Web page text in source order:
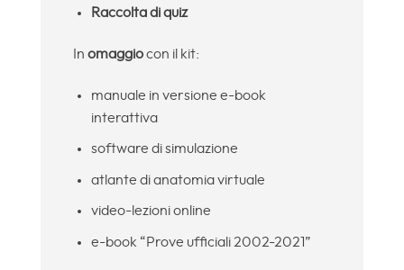
Raccolta di quiz
In omaggiocon il kit:
manuale in versione e-book
interattiva
software di simulazione
atlante di anatomia virtuale
video-lezioni online
e-book “Prove ufficiali 2002-2021”